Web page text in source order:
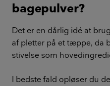
bagepulver?
Det er en dårlig idé at
af pletter på et tæppe, da
stivelse som
I bedste fald opløser du